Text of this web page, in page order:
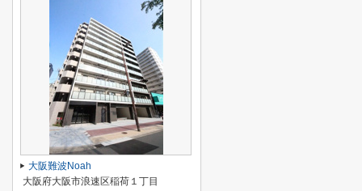
大阪難波Noah
大阪府大阪市浪速区稲荷１丁目